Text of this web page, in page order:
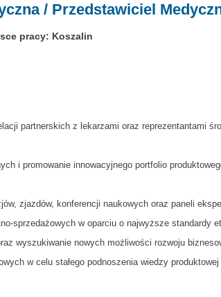
/ Przedstawiciel
pracy: Koszalin
partnerskich z lekarzami oraz reprezentantami
i promowanie innowacyjnego portfolio
zjazdów, konferencji naukowych oraz paneli
sprzedażowych w oparciu o najwyższe standardy
wyszukiwanie nowych możliwości rozwoju
w celu stałego podnoszenia wiedzy